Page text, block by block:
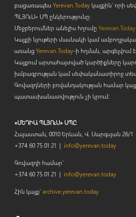
բացառապես Yerevan.Todayկայքին` որի
ՊԼՅՈւՍ» ՍՊ ընկերությունը։
Մեջբերումներ անելիս հղումը Yerevan.Today
Կայքի նյութերի մասնակի կամ
առանց Yerevan.Today-ի հղման, արգելվում
Կայքում արտահայտված կարծիքները
խմբագրության կամ սեփականատիրոջ
Գովազդների բովանդակության համար
պատասխանատվություն չի կրում:
«ՄԵԴԻԱ ՊԼՅՈւՍ» ՍՊԸ
Հայաստան, 0010 Երևան, Վ. Սարգսյան 26/1
+374 60 75 01 21 | info@yerevan.today
Գովազդի համար`
+374 60 75 01 21 | info@yerevan.today
Հին կայք`archive.yerevan.today